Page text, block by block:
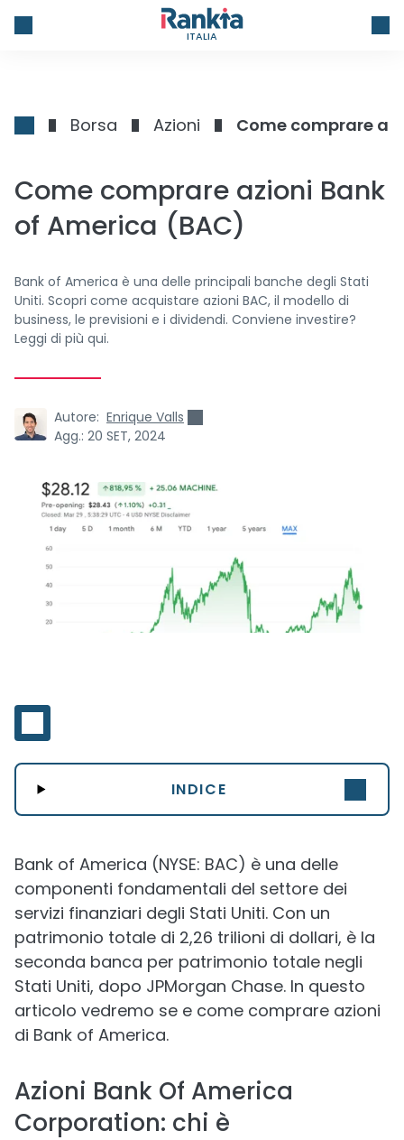
ITALIA
Borsa Azioni Come comprare
Come comprare azioni Bank
of America (BAC)
Bank of America è una delle principali banche degli Stati
Uniti. Scopri come acquistare azioni BAC, il modello di
business, le previsioni e i dividendi. Conviene investire?
Leggi di più qui.
Autore: Enrique Valls
Agg.: 20 SET, 2024
INDICE
Bank of America (NYSE: BAC) è una delle
componenti fondamentali del settore dei
servizi finanziari degli Stati Uniti. Con un
patrimonio totale di 2,26 trilioni di dollari, è la
seconda banca per patrimonio totale negli
Stati Uniti, dopo JPMorgan Chase. In questo
articolo vedremo se e come comprare azioni
di Bank of America.
Azioni Bank Of America
Corporation: chi è